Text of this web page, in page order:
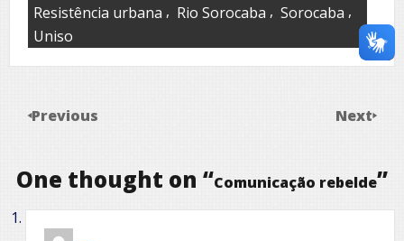
Resistência urbana , Rio Sorocaba , Sorocaba ,
Uniso
Previous Next
One thought on “Comunicação rebelde”